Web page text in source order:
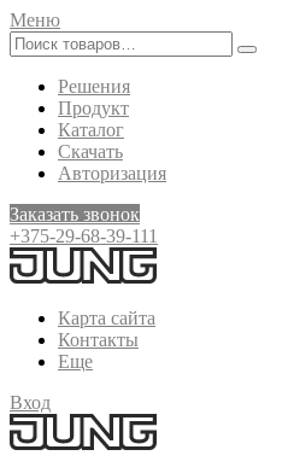
Меню
Решения
Продукт
Каталог
Скачать
Авторизация
Заказать звонок
+375-29-68-39-111
Карта сайта
Контакты
Еще
Вход